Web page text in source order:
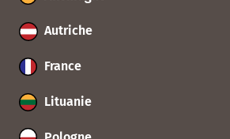
Autriche
France
Lituanie